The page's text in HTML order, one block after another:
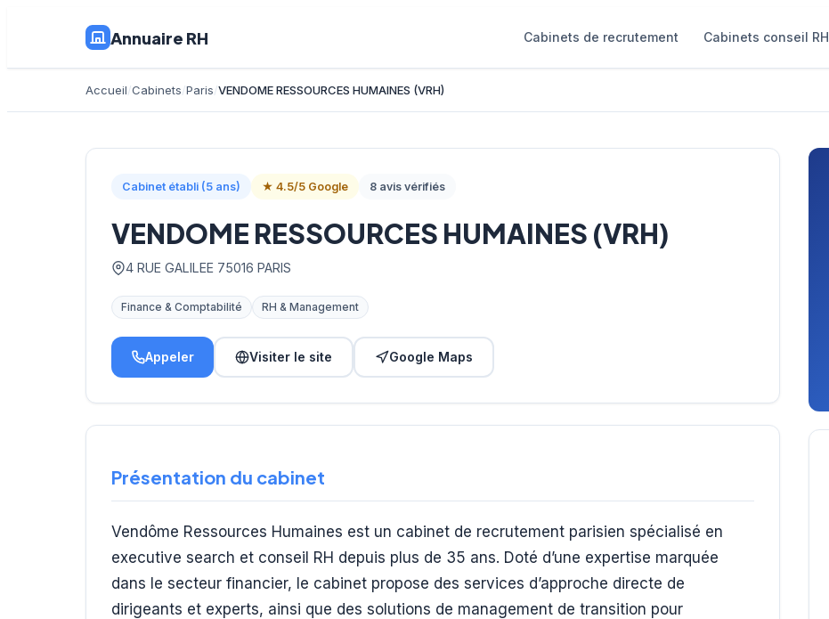
Annuaire RH Cabinets de recrutement Cabinets conseil RH
Accueil Cabinets Paris VENDOME RESSOURCES HUMAINES (VRH)
Cabinet établi (5 ans) ★ 4.5/5 Google 8 avis vérifiés
VENDOME RESSOURCES HUMAINES (VRH)
4 RUE GALILEE 75016 PARIS
Finance & Comptabilité RH & Management
Appeler Visiter le site Google Maps
Présentation du cabinet
Vendôme Ressources Humaines est un cabinet de recrutement parisien spécialisé en
executive search et conseil RH depuis plus de 35 ans. Doté d’une expertise marquée
dans le secteur financier, le cabinet propose des services d’approche directe de
dirigeants et experts, ainsi que des solutions de management de transition pour